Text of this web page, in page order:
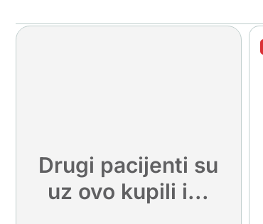
Drugi pacijenti su
uz ovo kupili i...